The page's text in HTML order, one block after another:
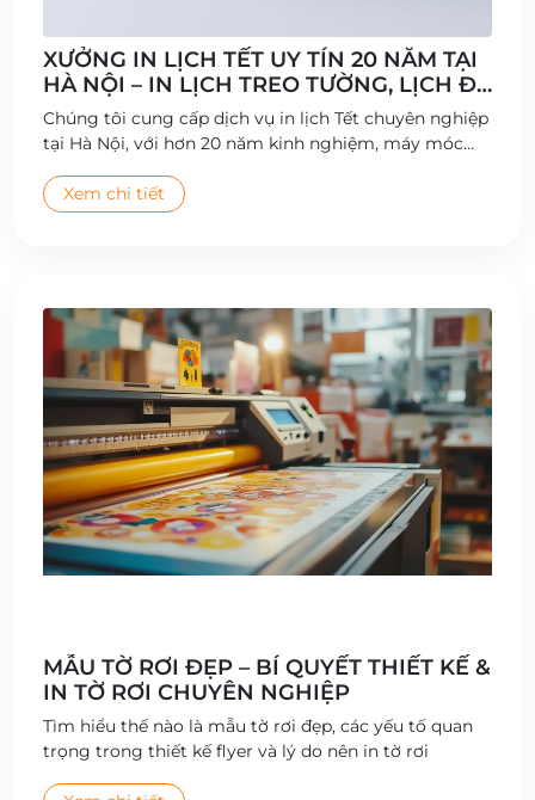
XƯỞNG IN LỊCH TẾT UY TÍN 20 NĂM TẠI
HÀ NỘI – IN LỊCH TREO TƯỜNG, LỊCH ĐỂ
BÀN CHẤT LƯỢNG CAO
Chúng tôi cung cấp dịch vụ in lịch Tết chuyên nghiệp
tại Hà Nội, với hơn 20 năm kinh nghiệm, máy móc
Xem chi tiết
MẪU TỜ RƠI ĐẸP – BÍ QUYẾT THIẾT KẾ &
IN TỜ RƠI CHUYÊN NGHIỆP
Tìm hiểu thế nào là mẫu tờ rơi đẹp, các yếu tố quan
trọng trong thiết kế flyer và lý do nên in tờ rơi